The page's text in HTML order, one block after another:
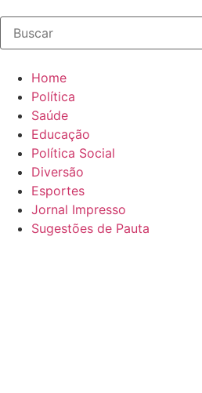
Home
Política
Saúde
Educação
Política Social
Diversão
Esportes
Jornal Impresso
Sugestões de Pauta